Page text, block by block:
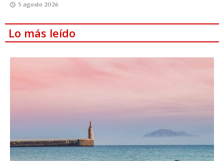
5 agosto 2026
Lo más leído